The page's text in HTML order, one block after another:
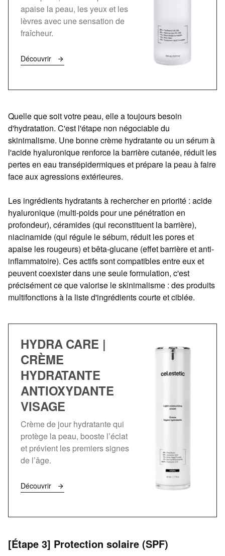
apaise la peau, les yeux et les
lèvres avec une sensation de
fraîcheur.
Découvrir
Quelle que soit votre peau, elle a toujours besoin
d'hydratation. C'est l'étape non négociable du
skinimalisme. Une bonne crème hydratante ou un sérum à
l'acide hyaluronique renforce la barrière cutanée, réduit les
pertes en eau transépidermiques et prépare la peau à faire
face aux agressions extérieures.
Les ingrédients hydratants à rechercher en priorité : acide
hyaluronique (multi-poids pour une pénétration en
profondeur), céramides (qui reconstituent la barrière),
niacinamide (qui régule le sébum, réduit les pores et
apaise les rougeurs) et bêta-glucane (effet barrière et anti-
inflammatoire). Ces actifs sont compatibles entre eux et
peuvent coexister dans une seule formulation, c'est
précisément ce que valorise le skinimalisme : des produits
multifonctions à la liste d'ingrédients courte et ciblée.
HYDRA CARE |
CRÈME
HYDRATANTE
ANTIOXYDANTE
VISAGE
Crème de jour hydratante qui
protège la peau, booste l’éclat
et prévient les premiers signes
de l’âge.
Découvrir
[Étape 3] Protection solaire (SPF)